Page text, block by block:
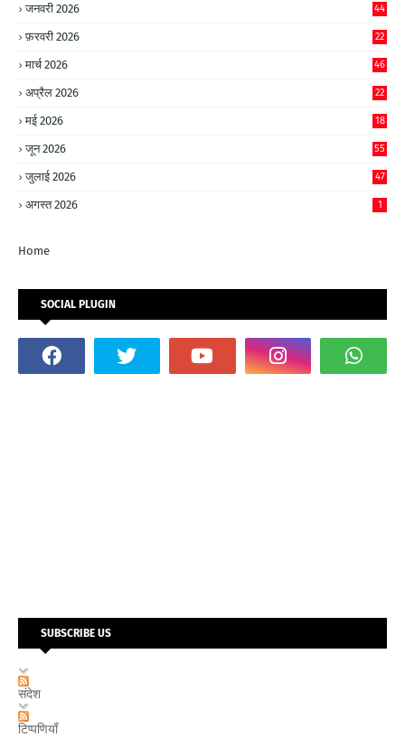
जनवरी 2026 44
फ़रवरी 2026 22
मार्च 2026 46
अप्रैल 2026 22
मई 2026 18
जून 2026 55
जुलाई 2026 47
अगस्त 2026 1
Home
SOCIAL PLUGIN
SUBSCRIBE US
संदेश
टिप्पणियाँ